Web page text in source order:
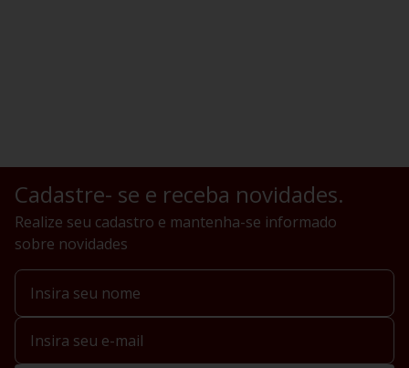
Cadastre- se e receba novidades.
Realize seu cadastro e mantenha-se informado
sobre novidades